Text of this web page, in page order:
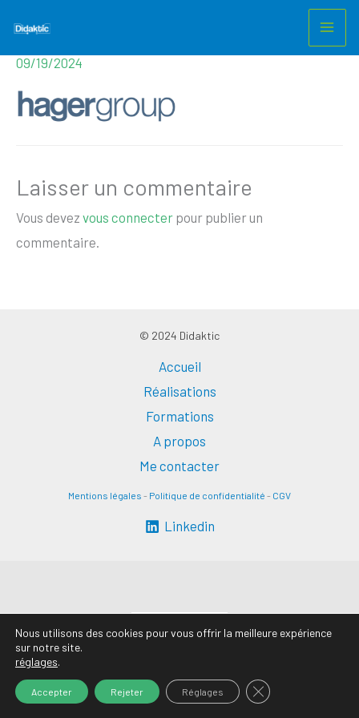
contenu
m.nezet@gmail.com/
09/19/2024
Laisser un commentaire
Vous devez vous connecter pour publier un
commentaire.
© 2024 Didaktic
Accueil
Réalisations
Formations
A propos
Me contacter
Mentions légales - Politique de confidentialité - CGV
Linkedin
Nous utilisons des cookies pour vous offrir la meilleure expérience
sur notre site.
réglages.
Accepter Rejeter Réglages FERMER LA